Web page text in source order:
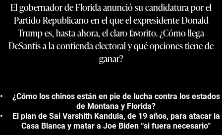
El gobernador de Florida anunció su candidatura por el
Partido Republicano en el que el expresidente Donald
Trump es, hasta ahora, el claro favorito. ¿Cómo llega
DeSantis a la contienda electoral y qué opciones tiene de
ganar?
¿Cómo los chinos están en pie de lucha contra los estados
de Montana y Florida?
El plan de Sai Varshith Kandula, de 19 años, para atacar la
Casa Blanca y matar a Joe Biden “si fuera necesario”